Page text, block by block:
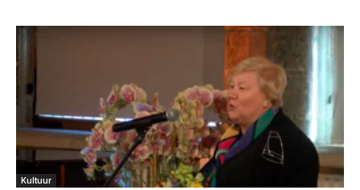
Kultuur